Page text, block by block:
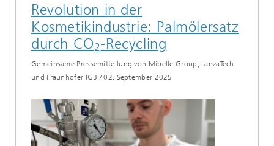
Revolution in der
Kosmetikindustrie: Palmölersatz
durch CO2-Recycling
Gemeinsame Pressemitteilung von Mibelle Group, LanzaTech
und Fraunhofer IGB /02. September 2025